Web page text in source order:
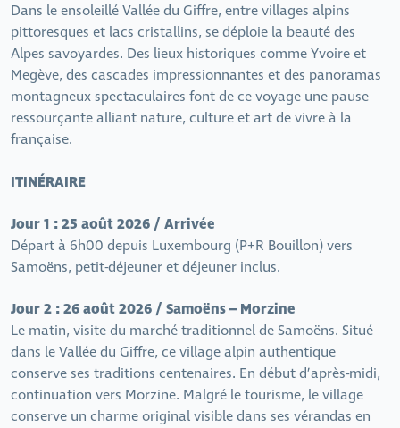
Dans le ensoleillé Vallée du Giffre, entre villages alpins
pittoresques et lacs cristallins, se déploie la beauté des
Alpes savoyardes. Des lieux historiques comme Yvoire et
Megève, des cascades impressionnantes et des panoramas
montagneux spectaculaires font de ce voyage une pause
ressourçante alliant nature, culture et art de vivre à la
française.
ITINÉRAIRE
Jour 1 : 25 août 2026 / Arrivée
Départ à 6h00 depuis Luxembourg (P+R Bouillon) vers
Samoëns, petit-déjeuner et déjeuner inclus.
Jour 2 : 26 août 2026 / Samoëns – Morzine
Le matin, visite du marché traditionnel de Samoëns. Situé
dans le Vallée du Giffre, ce village alpin authentique
conserve ses traditions centenaires. En début d’après-midi,
continuation vers Morzine. Malgré le tourisme, le village
conserve un charme original visible dans ses vérandas en